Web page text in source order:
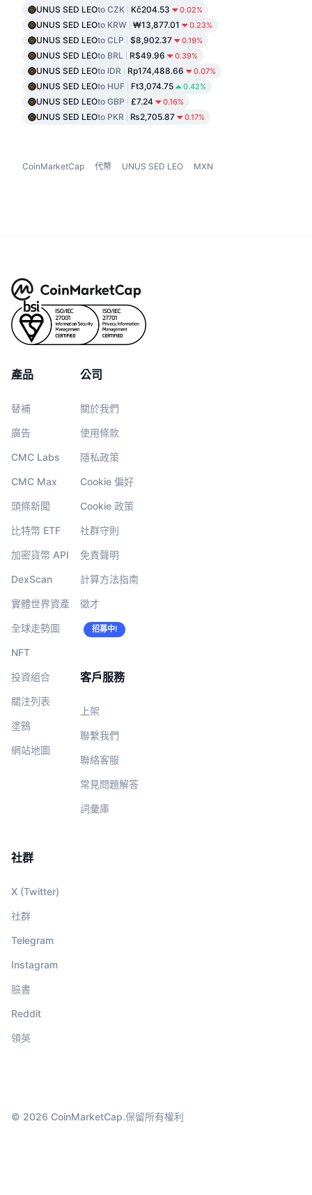
UNUS SED LEOto CZK Kč204.53 0.02%
UNUS SED LEOto KRW ₩13,877.01 0.23%
UNUS SED LEOto CLP $8,902.37 0.19%
UNUS SED LEOto BRL R$49.96 0.39%
UNUS SED LEOto IDR Rp174,488.66 0.07%
UNUS SED LEOto HUF Ft3,074.75 0.42%
UNUS SED LEOto GBP £7.24 0.16%
UNUS SED LEOto PKR ₨2,705.87 0.17%
CoinMarketCap 代幣 UNUS SED LEO MXN
產品
替補
廣告
CMC Labs
CMC Max
頭條新聞
比特幣 ETF
加密貨幣 API
DexScan
實體世界資產
全球走勢圖
NFT
投資組合
關注列表
塗鴉
網站地圖
公司
關於我們
使用條款
隱私政策
Cookie 偏好
Cookie 政策
社群守則
免責聲明
計算方法指南
徵才
招募中!
客戶服務
上架
聯繫我們
聯絡客服
常見問題解答
詞彙庫
社群
X (Twitter)
社群
Telegram
Instagram
臉書
Reddit
領英
© 2026 CoinMarketCap.保留所有權利